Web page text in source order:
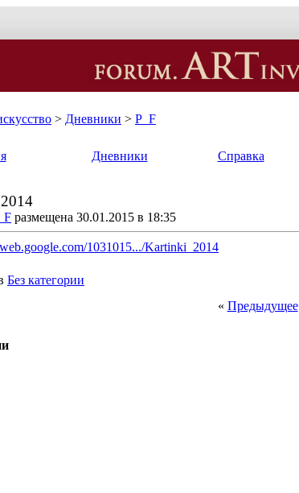
> Дневники > P_F
Дневники Справка
размещена 30.01.2015 в 18:35
1031015.../Kartinki_2014
Без категории
« Предыдущее